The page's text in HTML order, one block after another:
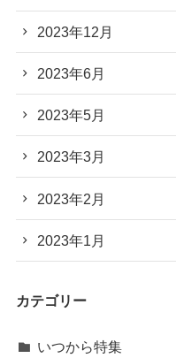
2023年12月
2023年6月
2023年5月
2023年3月
2023年2月
2023年1月
カテゴリー
いつから特集